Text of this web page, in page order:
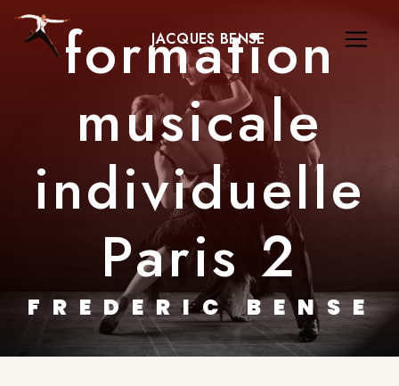
JACQUES BENSE
formation
musicale
individuelle
Paris 2
FREDERIC BENSE
Panneau de gestion des cookies